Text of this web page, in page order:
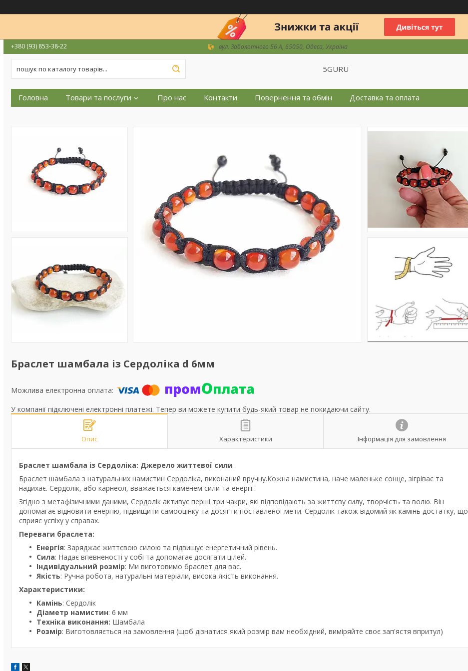
+380 (93) 853-38-22 вул. Заболотного 56 А, 65050, Одеса, Україна
5GURU
Головна Товари та послуги Про нас Контакти Повернення та обмін Доставка та оплата
Браслет шамбала із Сердоліка d 6мм
У компанії підключені електронні платежі. Тепер ви можете купити будь-який товар не покидаючи сайту.
Опис Характеристики Інформація для замовлення
Браслет шамбала із Сердоліка: Джерело життєвої сили
Браслет шамбала з натуральних намистин Сердоліка, виконаний вручну.Кожна намистина, наче маленьке сонце, зігріває та
надихає. Сердолік, або карнеол, вважається каменем сили та енергії.
Згідно з метафізичними даними, Сердолік активує перші три чакри, які відповідають за життєву силу, творчість та волю. Він
допомагає відновити енергію, підвищити самооцінку та досягти поставленої мети. Сердолік також відомий як камінь достатку, що
сприяє успіху у справах.
Переваги браслета:
Енергія: Заряджає життєвою силою та підвищує енергетичний рівень.
Сила: Надає впевненості у собі та допомагає досягати цілей.
Індивідуальний розмір: Ми виготовимо браслет для вас.
Якість: Ручна робота, натуральні матеріали, висока якість виконання.
Характеристики:
Камінь: Сердолік
Діаметр намистин: 6 мм
Техніка виконання: Шамбала
Розмір: Виготовляється на замовлення (щоб дізнатися який розмір вам необхідний, виміряйте своє зап'ястя впритул)